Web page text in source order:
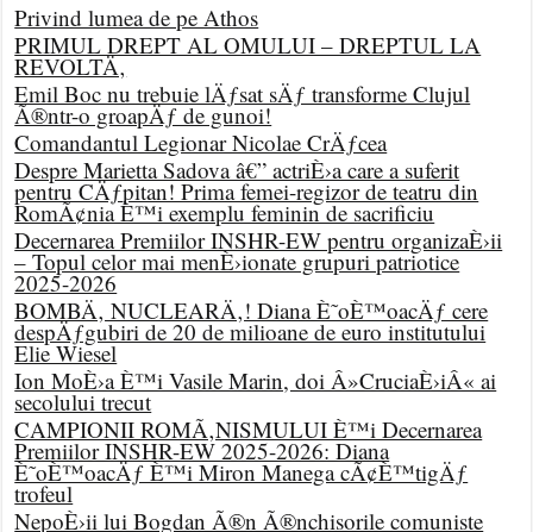
Privind lumea de pe Athos
PRIMUL DREPT AL OMULUI – DREPTUL LA
REVOLTÄ‚
Emil Boc nu trebuie lÄƒsat sÄƒ transforme Clujul
Ã®ntr-o groapÄƒ de gunoi!
Comandantul Legionar Nicolae CrÄƒcea
Despre Marietta Sadova â€” actriÈ›a care a suferit
pentru CÄƒpitan! Prima femei-regizor de teatru din
RomÃ¢nia È™i exemplu feminin de sacrificiu
Decernarea Premiilor INSHR-EW pentru organizaÈ›ii
– Topul celor mai menÈ›ionate grupuri patriotice
2025-2026
BOMBÄ‚ NUCLEARÄ‚! Diana È˜oÈ™oacÄƒ cere
despÄƒgubiri de 20 de milioane de euro institutului
Elie Wiesel
Ion MoÈ›a È™i Vasile Marin, doi Â»CruciaÈ›iÂ« ai
secolului trecut
CAMPIONII ROMÃ‚NISMULUI È™i Decernarea
Premiilor INSHR-EW 2025-2026: Diana
È˜oÈ™oacÄƒ È™i Miron Manega cÃ¢È™tigÄƒ
trofeul
NepoÈ›ii lui Bogdan Ã®n Ã®nchisorile comuniste